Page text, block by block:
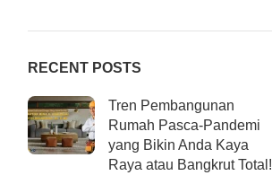
RECENT POSTS
Tren Pembangunan
Rumah Pasca-Pandemi
yang Bikin Anda Kaya
Raya atau Bangkrut Total!